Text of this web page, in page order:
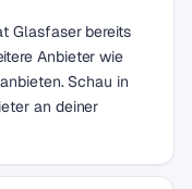
Glasfaser bereits
Anbieter wie
Schau in
an deiner